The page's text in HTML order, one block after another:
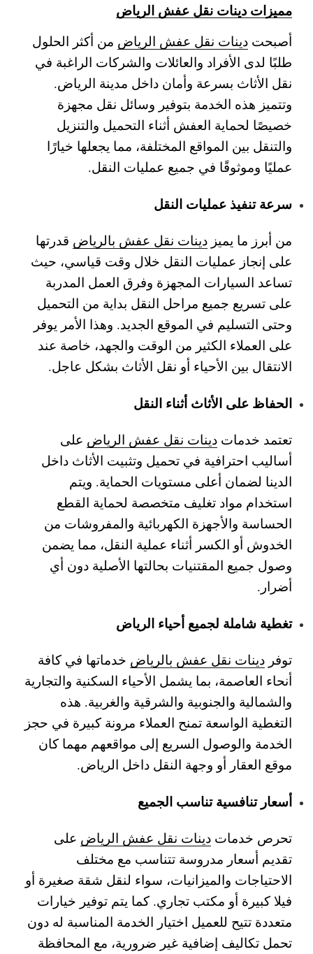
مميزات دينات نقل عفش الرياض
أصبحت دينات نقل عفش الرياض من أكثر الحلول
طلبًا لدى الأفراد والعائلات والشركات الراغبة في
نقل الأثاث بسرعة وأمان داخل مدينة الرياض.
وتتميز هذه الخدمة بتوفير وسائل نقل مجهزة
خصيصًا لحماية العفش أثناء التحميل والتنزيل
والتنقل بين المواقع المختلفة، مما يجعلها خيارًا
عمليًا وموثوقًا في جميع عمليات النقل.
سرعة تنفيذ عمليات النقل
من أبرز ما يميز دينات نقل عفش بالرياض قدرتها
على إنجاز عمليات النقل خلال وقت قياسي، حيث
تساعد السيارات المجهزة وفرق العمل المدربة
على تسريع جميع مراحل النقل بداية من التحميل
وحتى التسليم في الموقع الجديد. وهذا الأمر يوفر
على العملاء الكثير من الوقت والجهد، خاصة عند
الانتقال بين الأحياء أو نقل الأثاث بشكل عاجل.
الحفاظ على الأثاث أثناء النقل
تعتمد خدمات دينات نقل عفش الرياض على
أساليب احترافية في تحميل وتثبيت الأثاث داخل
الدينا لضمان أعلى مستويات الحماية. ويتم
استخدام مواد تغليف متخصصة لحماية القطع
الحساسة والأجهزة الكهربائية والمفروشات من
الخدوش أو الكسر أثناء عملية النقل، مما يضمن
وصول جميع المقتنيات بحالتها الأصلية دون أي
أضرار.
تغطية شاملة لجميع أحياء الرياض
توفر دينات نقل عفش بالرياض خدماتها في كافة
أنحاء العاصمة، بما يشمل الأحياء السكنية والتجارية
والشمالية والجنوبية والشرقية والغربية. هذه
التغطية الواسعة تمنح العملاء مرونة كبيرة في حجز
الخدمة والوصول السريع إلى مواقعهم مهما كان
موقع العقار أو وجهة النقل داخل الرياض.
أسعار تنافسية تناسب الجميع
تحرص خدمات دينات نقل عفش الرياض على
تقديم أسعار مدروسة تتناسب مع مختلف
الاحتياجات والميزانيات، سواء لنقل شقة صغيرة أو
فيلا كبيرة أو مكتب تجاري. كما يتم توفير خيارات
متعددة تتيح للعميل اختيار الخدمة المناسبة له دون
تحمل تكاليف إضافية غير ضرورية، مع المحافظة